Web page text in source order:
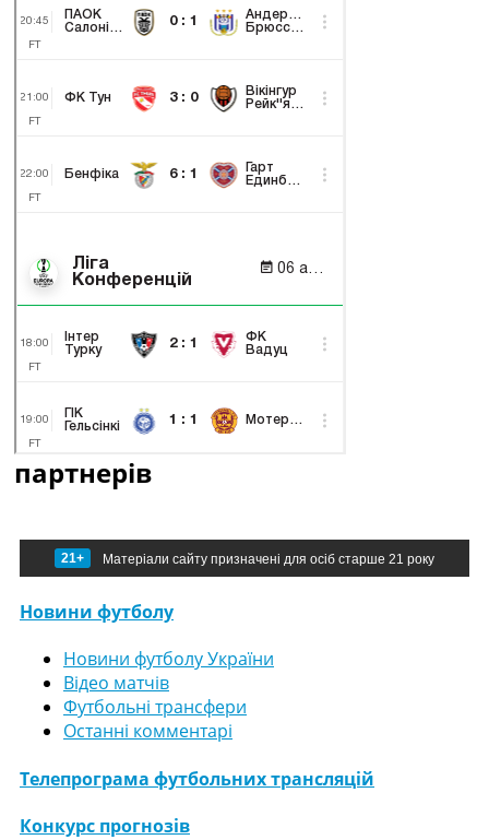
партнерів
21+ Матеріали сайту призначені для осіб старше 21 року
Новини футболу
Новини футболу України
Відео матчів
Футбольні трансфери
Останні комментарі
Телепрограма футбольних трансляцій
Конкурс прогнозів